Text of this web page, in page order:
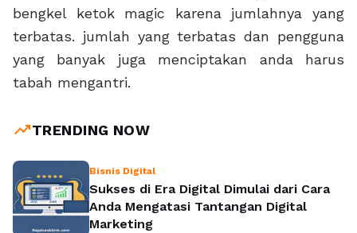
bengkel ketok magic karena jumlahnya yang
terbatas. jumlah yang terbatas dan pengguna
yang banyak juga menciptakan anda harus
tabah mengantri.
trending_upTRENDING NOW
Bisnis Digital
Sukses di Era Digital Dimulai dari Cara
Anda Mengatasi Tantangan Digital
Marketing